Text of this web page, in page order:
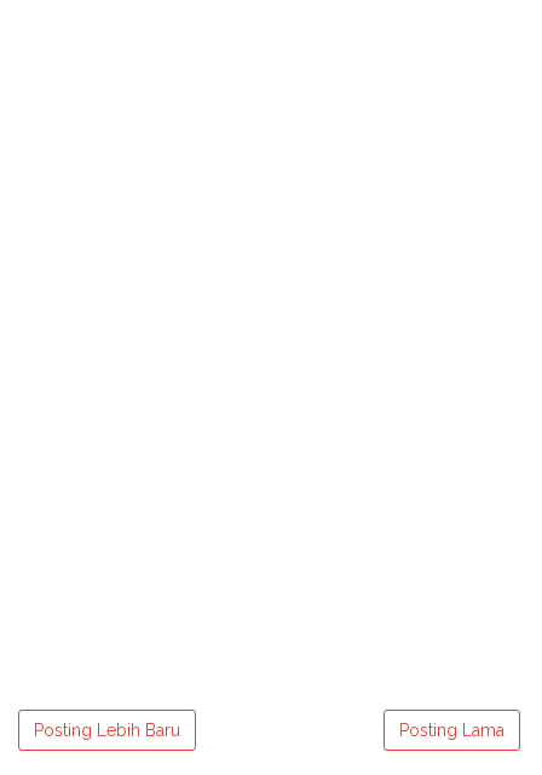
Posting Lebih Baru Posting Lama